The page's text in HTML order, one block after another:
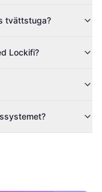
tvättstuga?
Lockifi?